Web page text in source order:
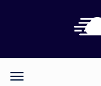
Categories